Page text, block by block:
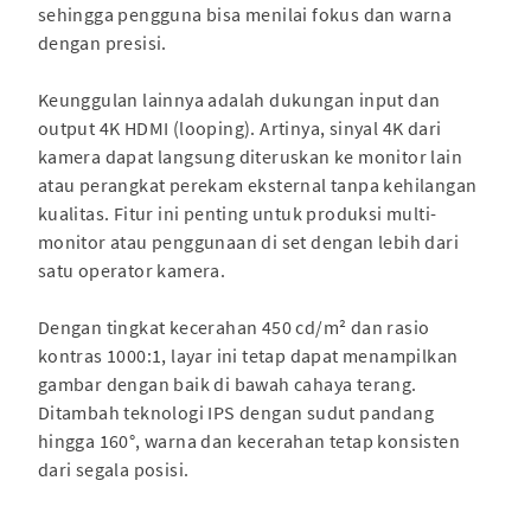
sehingga pengguna bisa menilai fokus dan warna
dengan presisi.
Keunggulan lainnya adalah dukungan input dan
output 4K HDMI (looping). Artinya, sinyal 4K dari
kamera dapat langsung diteruskan ke monitor lain
atau perangkat perekam eksternal tanpa kehilangan
kualitas. Fitur ini penting untuk produksi multi-
monitor atau penggunaan di set dengan lebih dari
satu operator kamera.
Dengan tingkat kecerahan 450 cd/m² dan rasio
kontras 1000:1, layar ini tetap dapat menampilkan
gambar dengan baik di bawah cahaya terang.
Ditambah teknologi IPS dengan sudut pandang
hingga 160°, warna dan kecerahan tetap konsisten
dari segala posisi.